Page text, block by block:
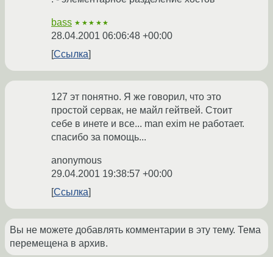
bass ★★★★★
28.04.2001 06:06:48 +00:00
Ссылка
127 эт понятно. Я же говорил, что это
простой сервак, не майл гейтвей. Стоит
себе в инете и все... man exim не работает.
спасибо за помощь...
anonymous
29.04.2001 19:38:57 +00:00
Ссылка
Вы не можете добавлять комментарии в эту тему. Тема
перемещена в архив.